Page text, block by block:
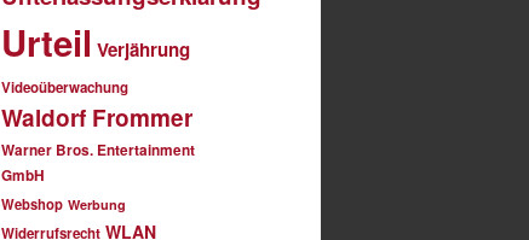
Urteil Verjährung
Videoüberwachung
Waldorf Frommer
Warner Bros. Entertainment
GmbH
Webshop Werbung
Widerrufsrecht WLAN